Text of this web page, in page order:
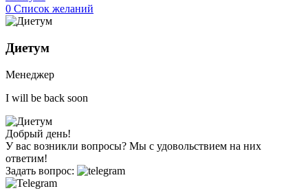
0 Список желаний
Диетум
Менеджер
I will be back soon
Добрый день!
У вас возникли вопросы? Мы с удовольствием на них
ответим!
Задать вопрос: